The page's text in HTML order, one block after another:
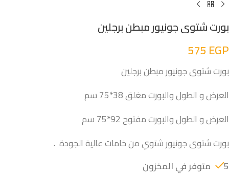
بورت شتوى جونيور مبطن برجلين
575EGP
بورت شتوى جونيور مبطن برجلين
العرض و الطول والبورت مغلق 38*75 سم
العرض و الطول والبورت مفتوح 92*75 سم
بورت شتوى جونيور شتوي من خامات عالية الجودة .
5 متوفر في المخزون